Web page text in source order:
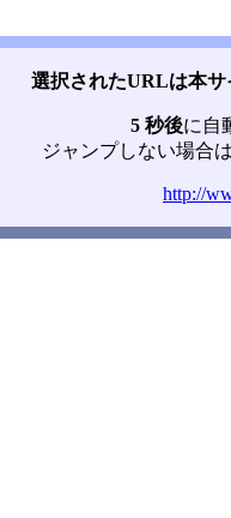
選択されたURLは本
5 秒後に自
ジャンプしない場合
http://